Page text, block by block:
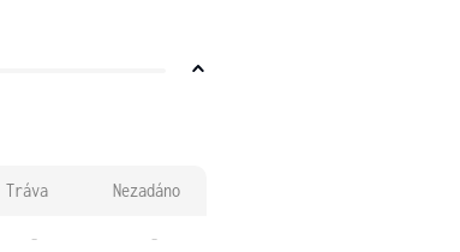
Tráva Nezadáno
- -